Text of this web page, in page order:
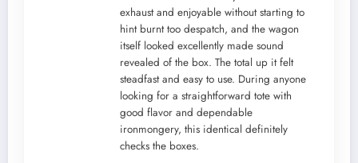
exhaust and enjoyable without starting to
hint burnt too despatch, and the wagon
itself looked excellently made sound
revealed of the box. The total up it felt
steadfast and easy to use. During anyone
looking for a straightforward tote with
good flavor and dependable
ironmongery, this identical definitely
checks the boxes.